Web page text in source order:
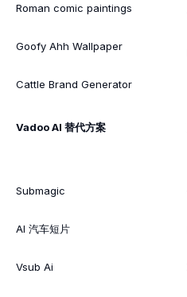
Roman comic paintings
Goofy Ahh Wallpaper
Cattle Brand Generator
Vadoo AI 替代方案
Submagic
AI 汽车短片
Vsub Ai